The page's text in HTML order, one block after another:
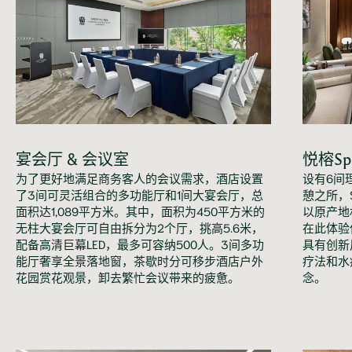
宴会厅 & 会议室
为了更好地满足商务客人的会议需求，酒店设置
了3间可灵活组合的多功能厅和1间大宴会厅，总
面积达1,089平方米。其中，面积为450平方米的
无柱大宴会厅可自由拆分为2个厅，挑高5.6米，
配备高清巨幕LED，最多可容纳500人。3间多功
能厅奢享全景落地窗，茶歇时分可移步酒店户外
花园赏花观景，卸去繁忙会议带来的疲惫。
悦榕
设有6间
憩之所
以原产
在此体
具有创
疗法和
念。